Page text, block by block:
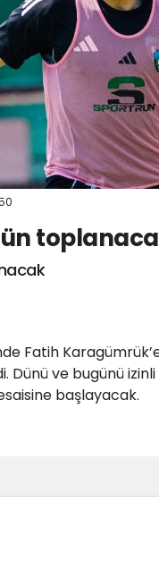
Fatih
Dünü ve bugünü
başlayacak.